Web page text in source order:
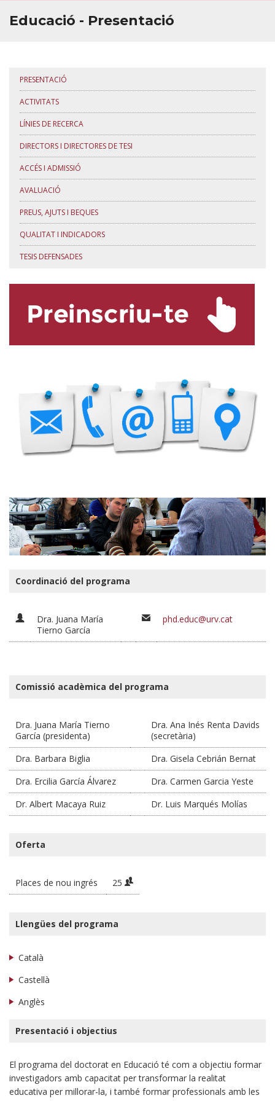
Educació - Presentació
PRESENTACIÓ
ACTIVITATS
LÍNIES DE RECERCA
DIRECTORS I DIRECTORES DE TESI
ACCÉS I ADMISSIÓ
AVALUACIÓ
PREUS, AJUTS I BEQUES
QUALITAT I INDICADORS
TESIS DEFENSADES
Coordinació del programa
Dra. Juana María
Tierno García
phd.educ@urv.cat
Comissió acadèmica del programa
Dra. Juana María Tierno
García (presidenta)
Dra. Ana Inés Renta Davids
(secretària)
Dra. Barbara Biglia
Dra. Gisela Cebrián Bernat
Dra. Ercilia García Álvarez
Dra. Carmen Garcia Yeste
Dr. Albert Macaya Ruiz
Dr. Luis Marqués Molías
Oferta
Places de nou ingrés 25
Llengües del programa
Català
Castellà
Anglès
Presentació i objectius
El programa del doctorat en Educació té com a objectiu formar
investigadors amb capacitat per transformar la realitat
educativa per millorar-la, i també formar professionals amb les